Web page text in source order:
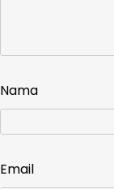
Nama
Email